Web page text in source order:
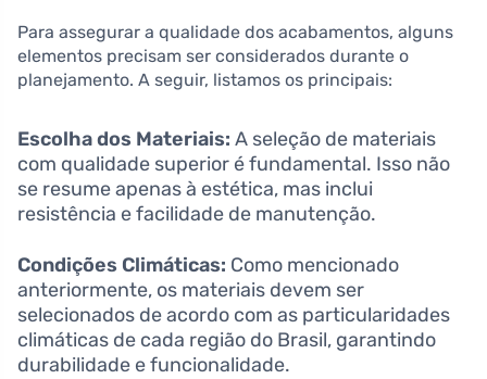
Para assegurar a qualidade dos acabamentos, alguns
elementos precisam ser considerados durante o
planejamento. A seguir, listamos os principais:
Escolha dos Materiais: A seleção de materiais
com qualidade superior é fundamental. Isso não
se resume apenas à estética, mas inclui
resistência e facilidade de manutenção.
Condições Climáticas: Como mencionado
anteriormente, os materiais devem ser
selecionados de acordo com as particularidades
climáticas de cada região do Brasil, garantindo
durabilidade e funcionalidade.